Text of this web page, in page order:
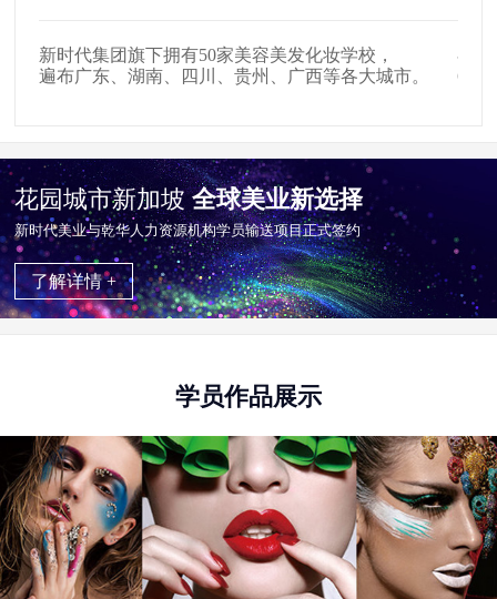
在全国拥有509家美发店、907家影楼影视公司，
654家中高级美容会所就业合作单位。
户外
掌握
花园城市新加坡全球美业新选择
新时代美业与乾华⼈⼒资源机构学员输送项目正式签约
了解详情 +
学员作品展示